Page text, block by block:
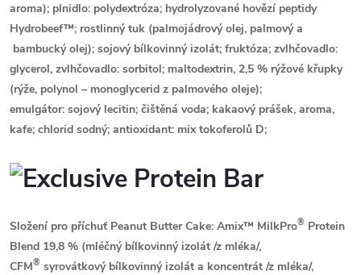
aroma); plnidlo: polydextróza; hydrolyzované hovězí peptidy
Hydrobeef™; rostlinný tuk (palmojádrový olej, palmový a
bambucký olej); sojovýbílkovinný izolát; fruktóza; zvlhčovadlo:
glycerol, zvlhčovadlo: sorbitol; maltodextrin, 2,5 % rýžové křupky
(rýže, polynol – monoglycerid z palmového oleje);
emulgátor: sojovýlecitin; čištěná voda; kakaový prášek, aroma,
kafe; chlorid sodný; antioxidant: mix tokoferolů D;
Složení pro příchuť Peanut Butter Cake: Amix™ MilkPro® Protein
Blend 19,8 % (mléčnýbílkovinný izolát /z mléka/,
CFM® syrovátkovýbílkovinný izolát a koncentrát /z mléka/,